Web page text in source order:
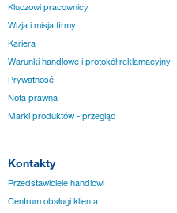
Kluczowi pracownicy
Wizja i misja firmy
Kariera
Warunki handlowe i protokół reklamacyjny
Prywatność
Nota prawna
Marki produktów - przegląd
Kontakty
Przedstawiciele handlowi
Centrum obsługi klienta